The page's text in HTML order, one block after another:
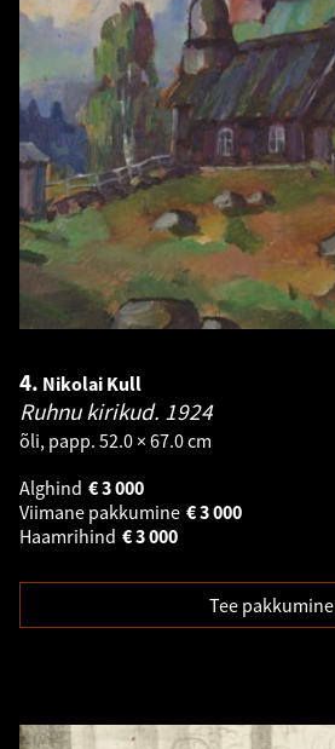
4. Nikolai Kull
Ruhnu kirikud. 1924
õli, papp. 52.0 × 67.0 cm
Alghind
3 000
€
Viimane pakkumine
3 000
€
Haamrihind
3 000
€
Tee pakkumine